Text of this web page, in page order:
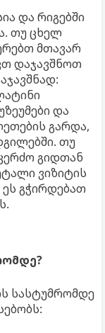
და რიგებში
თუ ცხელ
მთავარ
დაჯავშნოთ
და
გარდა,
თუ
გიდთან
ვიზიტის
გჭირდებათ
სასტუმრომდე